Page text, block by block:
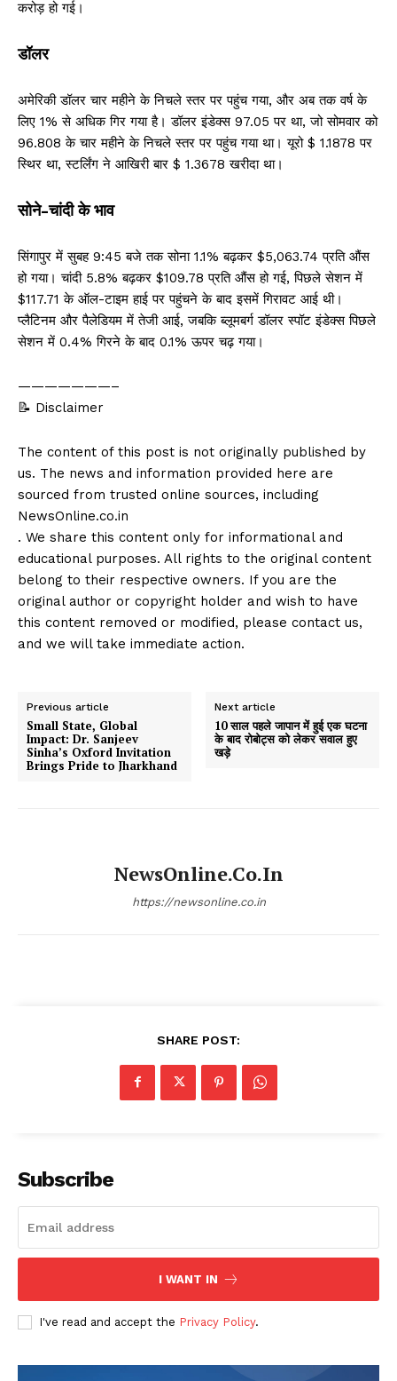
करोड़ हो गई।
डॉलर
अमेरिकी डॉलर चार महीने के निचले स्तर पर पहुंच गया, और अब तक वर्ष के
लिए 1% से अधिक गिर गया है। डॉलर इंडेक्स 97.05 पर था, जो सोमवार को
96.808 के चार महीने के निचले स्तर पर पहुंच गया था। यूरो $ 1.1878 पर
स्थिर था, स्टर्लिंग ने आखिरी बार $ 1.3678 खरीदा था।
सोने-चांदी के भाव
सिंगापुर में सुबह 9:45 बजे तक सोना 1.1% बढ़कर $5,063.74 प्रति औंस
हो गया। चांदी 5.8% बढ़कर $109.78 प्रति औंस हो गई, पिछले सेशन में
$117.71 के ऑल-टाइम हाई पर पहुंचने के बाद इसमें गिरावट आई थी।
प्लैटिनम और पैलेडियम में तेजी आई, जबकि ब्लूमबर्ग डॉलर स्पॉट इंडेक्स पिछले
सेशन में 0.4% गिरने के बाद 0.1% ऊपर चढ़ गया।
———————–
📝 Disclaimer
The content of this post is not originally published by
us. The news and information provided here are
sourced from trusted online sources, including
NewsOnline.co.in
. We share this content only for informational and
educational purposes. All rights to the original content
belong to their respective owners. If you are the
original author or copyright holder and wish to have
this content removed or modified, please contact us,
and we will take immediate action.
Previous article
Small State, Global
Impact: Dr. Sanjeev
Sinha’s Oxford Invitation
Brings Pride to Jharkhand
Next article
10 साल पहले जापान में हुई एक घटना
के बाद रोबोट्स को लेकर सवाल हुए
खड़े
NewsOnline.co.in
https://newsonline.co.in
SHARE POST:
Subscribe
I WANT IN
I've read and accept the Privacy Policy.